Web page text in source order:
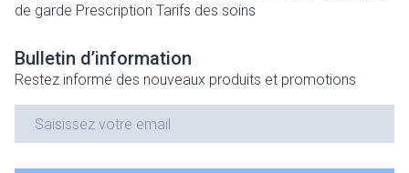
de garde Prescription Tarifs des soins
Bulletin d’information
Restez informé des nouveaux produits et promotions